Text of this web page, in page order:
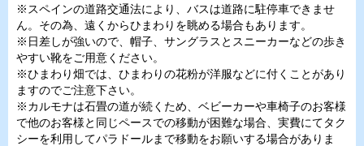
※スペインの道路交通法により、バスは道路に駐停車できませ
ん。その為、遠くからひまわりを眺める場合もあります。
※日差しが強いので、帽子、サングラスとスニーカーなどの歩き
やすい靴をご用意ください。
※ひまわり畑では、ひまわりの花粉が洋服などに付くことがあり
ますのでご注意下さい。
※カルモナは石畳の道が続くため、ベビーカーや車椅子のお客様
で他のお客様と同じペースでの移動が困難な場合、実費にてタク
シーを利用してパラドールまで移動をお願いする場合がありま